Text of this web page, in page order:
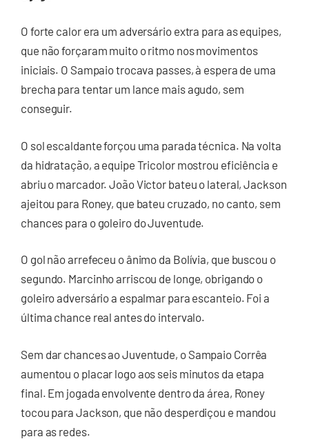
O forte calor era um adversário extra para as equipes,
que não forçaram muito o ritmo nos movimentos
iniciais. O Sampaio trocava passes, à espera de uma
brecha para tentar um lance mais agudo, sem
conseguir.
O sol escaldante forçou uma parada técnica. Na volta
da hidratação, a equipe Tricolor mostrou eficiência e
abriu o marcador. João Victor bateu o lateral, Jackson
ajeitou para Roney, que bateu cruzado, no canto, sem
chances para o goleiro do Juventude.
O gol não arrefeceu o ânimo da Bolívia, que buscou o
segundo. Marcinho arriscou de longe, obrigando o
goleiro adversário a espalmar para escanteio. Foi a
última chance real antes do intervalo.
Sem dar chances ao Juventude, o Sampaio Corrêa
aumentou o placar logo aos seis minutos da etapa
final. Em jogada envolvente dentro da área, Roney
tocou para Jackson, que não desperdiçou e mandou
para as redes.